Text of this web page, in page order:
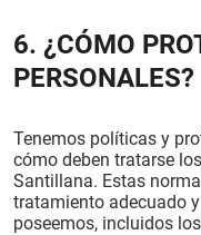
6. ¿CÓMO
PERSONALES?
Tenemos políticas y
cómo deben tratarse
Santillana. Estas
tratamiento adecuado
poseemos, incluidos